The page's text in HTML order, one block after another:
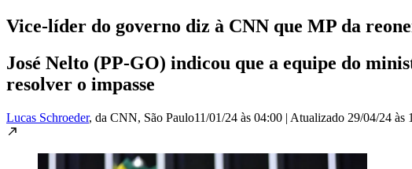
Vice-líder do governo diz à CNN que MP da
José Nelto (PP-GO) indicou que a equipe do
resolver o impasse
Lucas Schroeder, da CNN, São Paulo11/01/24 às 04:00 | Atualizado 29/04/24 às